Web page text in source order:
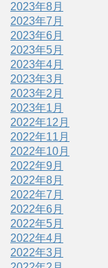
2023年8月
2023年7月
2023年6月
2023年5月
2023年4月
2023年3月
2023年2月
2023年1月
2022年12月
2022年11月
2022年10月
2022年9月
2022年8月
2022年7月
2022年6月
2022年5月
2022年4月
2022年3月